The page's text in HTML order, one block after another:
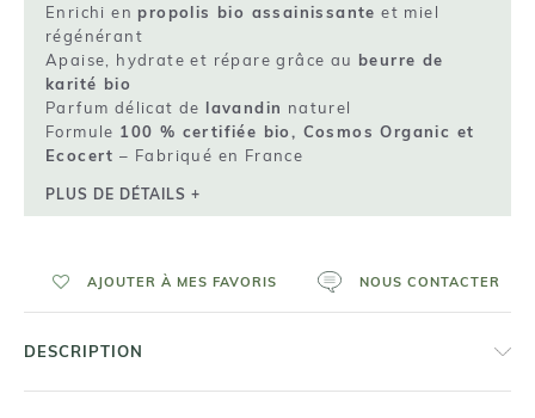
Enrichi enpropolis bio assainissante et miel
régénérant
Apaise, hydrate et répare grâce au beurre de
karité bio
Parfum délicat de lavandin naturel
Formule 100 % certifiée bio, Cosmos Organic et
Ecocert – Fabriqué en France
PLUS DE DÉTAILS +
AJOUTER À MES FAVORIS NOUS CONTACTER
DESCRIPTION